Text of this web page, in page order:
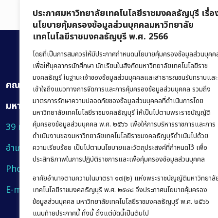
ประกาศมหาวิทยาลัยเทคโนโลยีราชมงคลธัญบุรี เรื่อ
นโยบายคุ้มครองข้อมูลส่วนบุคคลมหาวิทยาลัย
เทคโนโลยีราชมงคลธัญบุรี พ.ศ. 2566
โดยที่เป็นการสมควรให้มีประกาศกำหนดนโยบายคุ้มครองข้อมูลส่วนบุคค
เพื่อให้บุคลากรนักศึกษา นักเรียนในสังกัดมหาวิทยาลัยเทคโนโลยีราช
มงคลธัญรี ในฐานะเจ้าของข้อมูลส่วนบุคคลและสาธารณชนรับทราบและ
เข้าใจถึงแนวทางการจัดการและการคุ้มครองข้อมูลส่วนบุคคล รวมถึง
มาตรการรักษาความปลอดภัยของข้อมูลส่วนบุคคลที่ดำเนินการโดย
มหาวิทยาลัยเทคโนโลยีราชมงคลธัญบุรี ให้เป็นไปตามพระราชบัญญัติ
คุ้มครองข้อมูลส่วนบุคคล พ.ศ. ๒๕๖๖ เพื่อให้การบริหารราชการและการ
ดำเนินงานของมหาวิทยาลัยเทคโนโลยีราชมงคลธัญบุรีดำเนินไปด้วย
ความเรียบร้อย เป็นไปตามนโยบายและวัตถุประสงค์ที่กำหนดไว้ เพื่อ
ประสิทธิภาพในการปฏิบัติราชการและเพื่อคุ้มครองข้อมูลส่วนบุคคล
อาศัยอำนาจตามความในมาตรา ๑๗(๒) แห่งพระราชบัญญัติมหาวิทยาลั
เทคโนโลยีราชมงคลธัญบุรี พ.ศ. ๒๕๔๘ จึงประกาศนโยบายคุ้มครอง
ข้อมูลส่วนบุคคล มหาวิทยาลัยเทคโนโลยีราชมงคลธัญบุรี พ.ศ. ๒๕๖๖
แนบท้ายประกาศนี้ ทั้งนี้ ตั้งแต่บัดนี้เป็นต้นไป
คณะบริหารธุรกิจ
มหาวิทยาลัยเทคโนโลยีราชมงคลธัญบุรี
39 หมู่ 1 ถนนรังสิต-นครนายก ตำบลคลองหก
อำเภอคลองหลวง จังหวัดปทุมธานี 12120
Phone:
E-mail:bus@rmutt.ac.th